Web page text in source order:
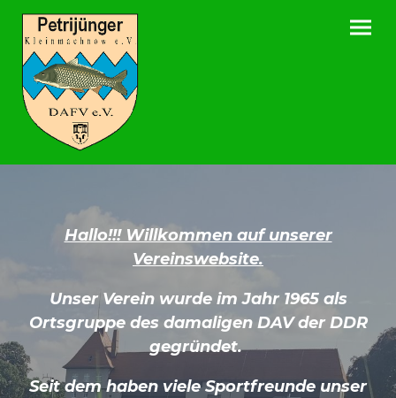
Hallo!!! Willkommen auf unserer
Vereinswebsite.
Unser Verein wurde im Jahr 1965 als
Ortsgruppe des damaligen DAV der DDR
gegründet.
Seit dem haben viele Sportfreunde unser